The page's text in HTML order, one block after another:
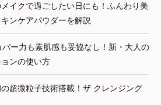
メイクで過ごしたい日にも！ふんわり美
ンケアパウダーを解説
バー力も素肌感も妥協なし！新・大人の
ンの使い方
の超微粒子技術搭載！ザ クレンジング